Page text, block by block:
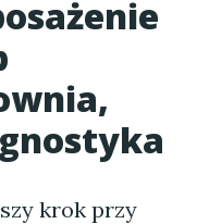
krok przy